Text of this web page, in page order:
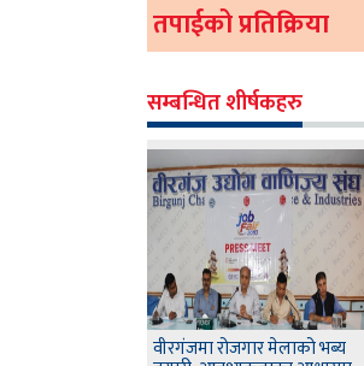
तपाईको प्रतिक्रिया
सम्बन्धित शीर्षकहरु
वीरगंजमा रोजगार मेलाको भब्य